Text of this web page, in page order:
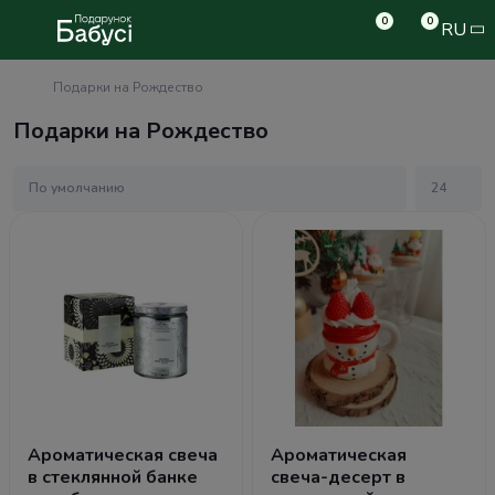
0 0 RU
Подарки на Рождество
Подарки на Рождество
Ароматическая свеча
в стеклянной банке
Ароматическая
свеча-десерт в